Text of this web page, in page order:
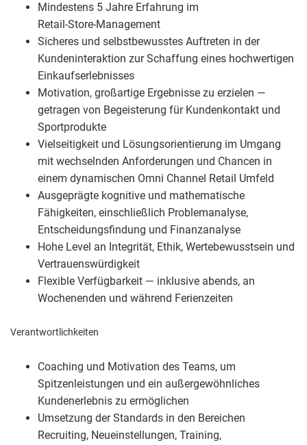
Mindestens 5 Jahre Erfahrung im
Retail‑Store‑Management
Sicheres und selbstbewusstes Auftreten in der
Kundeninteraktion zur Schaffung eines hochwertigen
Einkaufserlebnisses
Motivation, großartige Ergebnisse zu erzielen —
getragen von Begeisterung für Kundenkontakt und
Sportprodukte
Vielseitigkeit und Lösungsorientierung im Umgang
mit wechselnden Anforderungen und Chancen in
einem dynamischen Omni Channel Retail Umfeld
Ausgeprägte kognitive und mathematische
Fähigkeiten, einschließlich Problemanalyse,
Entscheidungsfindung und Finanzanalyse
Hohe Level an Integrität, Ethik, Wertebewusstsein und
Vertrauenswürdigkeit
Flexible Verfügbarkeit — inklusive abends, an
Wochenenden und während Ferienzeiten
Verantwortlichkeiten
Coaching und Motivation des Teams, um
Spitzenleistungen und ein außergewöhnliches
Kundenerlebnis zu ermöglichen
Umsetzung der Standards in den Bereichen
Recruiting, Neueinstellungen, Training,